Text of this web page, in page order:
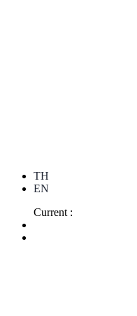
TH
EN
Current :